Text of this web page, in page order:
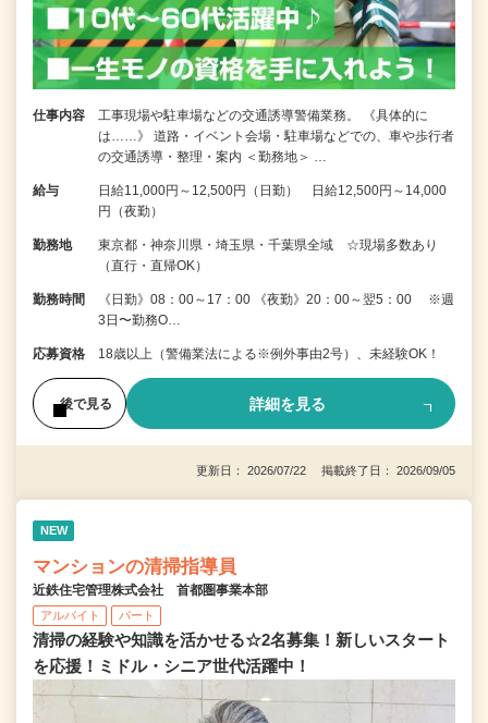
仕事内容
工事現場や駐車場などの交通誘導警備業務。 《具体的に
は……》 道路・イベント会場・駐車場などでの、車や歩行者
の交通誘導・整理・案内 ＜勤務地＞ …
給与
日給11,000円～12,500円（日勤） 日給12,500円～14,000
円（夜勤）
勤務地
東京都・神奈川県・埼玉県・千葉県全域 ☆現場多数あり
（直行・直帰OK）
勤務時間
《日勤》08：00～17：00 《夜勤》20：00～翌5：00 ※週
3日〜勤務O…
応募資格 18歳以上（警備業法による※例外事由2号）、未経験OK！
後で見る 詳細を見る
更新日： 2026/07/22 掲載終了日： 2026/09/05
NEW
マンションの清掃指導員
近鉄住宅管理株式会社 首都圏事業本部
アルバイト パート
清掃の経験や知識を活かせる☆2名募集！新しいスタート
を応援！ミドル・シニア世代活躍中！